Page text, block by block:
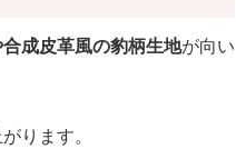
成皮革風の豹柄生地が向い
ります。